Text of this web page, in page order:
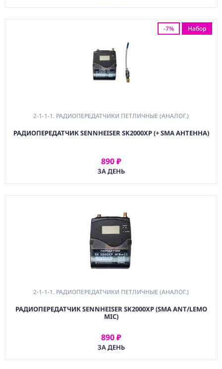
-7% Набор
2-1-1-1. РАДИОПЕРЕДАТЧИКИ ПЕТЛИЧНЫЕ (АНАЛОГ.)
РАДИОПЕРЕДАТЧИК SENNHEISER SK2000XP (+ SMA АНТЕННА)
890 ₽
ЗА ДЕНЬ
АРЕНДОВАТЬ
2-1-1-1. РАДИОПЕРЕДАТЧИКИ ПЕТЛИЧНЫЕ (АНАЛОГ.)
РАДИОПЕРЕДАТЧИК SENNHEISER SK2000XP (SMA ANT/LEMO
MIC)
890 ₽
ЗА ДЕНЬ
АРЕНДОВАТЬ